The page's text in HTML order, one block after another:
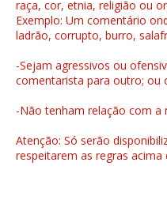
raça, cor, etnia, religião ou
Exemplo: Um comentário
ladrão, corrupto, burro,
-Sejam agressivos ou
comentarista para outro; ou
-Não tenham relação com a
Atenção: Só serão
respeitarem as regras acima